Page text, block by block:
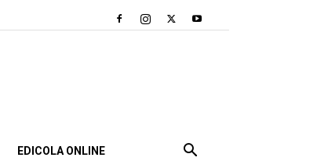
EDICOLA ONLINE